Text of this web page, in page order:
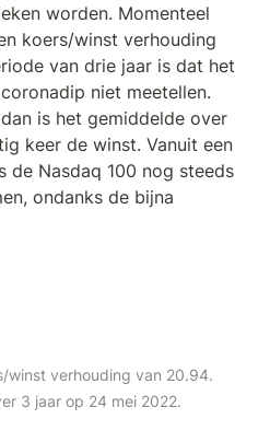
worden. Momenteel
koers/winst verhouding
van drie jaar is dat het
niet meetellen.
is het gemiddelde over
keer de winst. Vanuit een
de Nasdaq 100 nog steeds
ondanks de bijna
winst verhouding van 20.94.
3 jaar op 24 mei 2022.